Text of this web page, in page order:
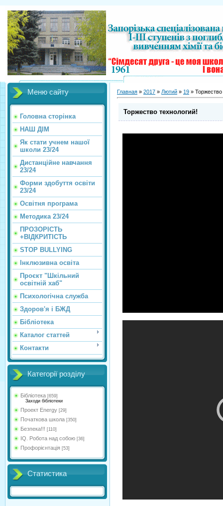
Меню сайту
Головна сторінка
НАШ ДІМ
Як стати учнем нашої
школи 23/24
Дистанційне навчання
23/24
Форми здобуття освіти
23/24
Освітня програма
Методика 23/24
ПРОЗОРІСТЬ
+ВІДКРИТІСТЬ
STOP BULLYING
Інклюзивна освіта
Проєкт "Шкільний
освітній хаб"
Психологічна служба
Здоров'я і БЖД
Бібліотека
Каталог статтей
Контакти
Категорії розділу
Бібліотека [659]
Заходи бібліотеки
Проект Energy [29]
Початкова школа [350]
Безпека!!! [110]
IQ. Робота над собою [36]
Профорієнтація [53]
Статистика
Главная » 2017 » Лютий » 19 » Торжество
Торжество технологий!